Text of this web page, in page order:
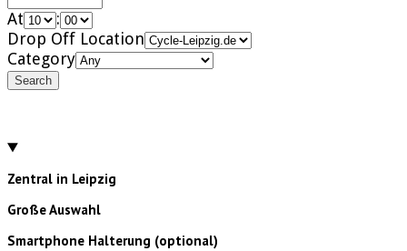
At
:
Drop Off Location
Category
Search
Zentral in Leipzig
Große Auswahl
Smartphone Halterung (optional)